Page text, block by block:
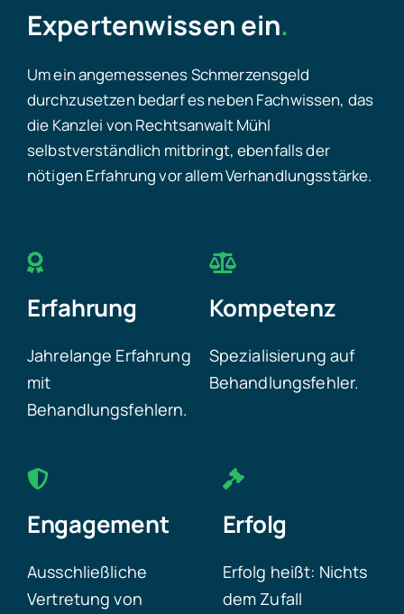
Expertenwissen ein.
Um ein angemessenesSchmerzensgeld
durchzusetzen bedarf es neben Fachwissen, das
die Kanzlei von Rechtsanwalt Mühl
selbstverständlich mitbringt, ebenfalls der
nötigen Erfahrung vor allem Verhandlungsstärke.
Erfahrung
Jahrelange Erfahrung
mit
Behandlungsfehlern.
Kompetenz
Spezialisierung auf
Behandlungsfehler.
Engagement
Ausschließliche
Vertretung von
Erfolg
Erfolg heißt: Nichts
dem Zufall